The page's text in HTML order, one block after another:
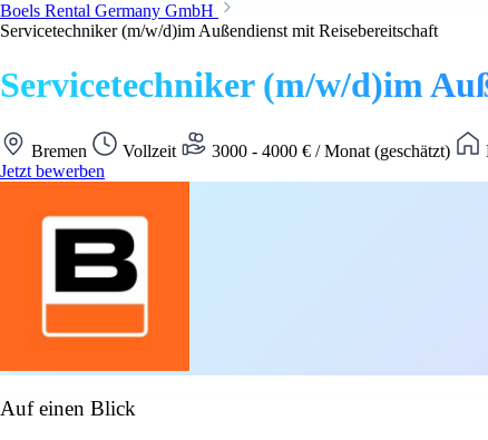
Boels Rental Germany GmbH
Servicetechniker (m/w/d)im Außendienst mit Reisebereitschaft
Servicetechniker (m/w/d)im
Bremen Vollzeit 3000 - 4000 € / Monat (geschätzt)
Jetzt bewerben
Auf einen Blick